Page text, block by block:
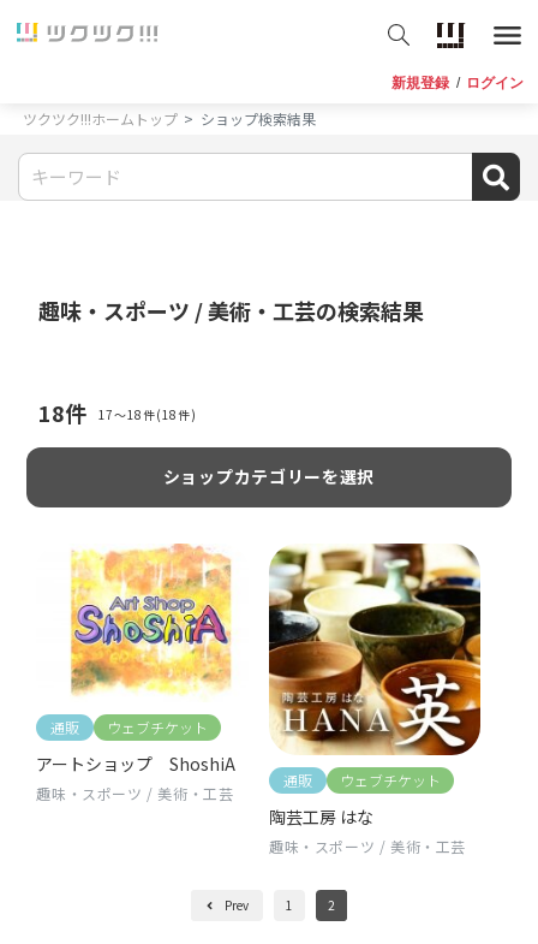
新規登録 / ログイン
ツクツク!!!ホームトップ ショップ検索結果
趣味・スポーツ / 美術・工芸の検索結果
18件 17〜18件(18件)
ショップカテゴリーを選択
通販 ウェブチケット
アートショップ ShoshiA
趣味・スポーツ /美術・工芸
通販 ウェブチケット
陶芸工房 はな
趣味・スポーツ /美術・工芸
Prev 1 2